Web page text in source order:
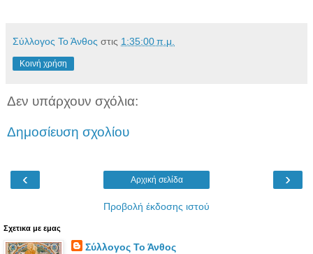
Σύλλογος Το Άνθος στις 1:35:00 π.μ.
Κοινή χρήση
Δεν υπάρχουν σχόλια:
Δημοσίευση σχολίου
‹ ›
Αρχική σελίδα
Προβολή έκδοσης ιστού
Σχετικα με εμας
Σύλλογος Το Άνθος